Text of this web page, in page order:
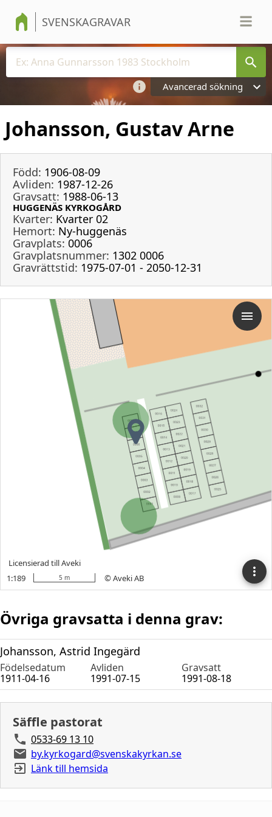
SVENSKAGRAVAR
Avancerad sökning
Johansson, Gustav Arne
Född: 1906-08-09
Avliden: 1987-12-26
Gravsatt: 1988-06-13
HUGGENÄS KYRKOGÅRD
Kvarter: Kvarter 02
Hemort: Ny-huggenäs
Gravplats: 0006
Gravplatsnummer: 1302 0006
Gravrättstid: 1975-07-01 - 2050-12-31
Övriga gravsatta i denna grav:
Johansson, Astrid Ingegärd
Födelsedatum Avliden
Gravsatt
1911-04-16
1991-07-15 1991-08-18
Säffle pastorat
0533-69 13 10
by.kyrkogard@svenskakyrkan.se
Länk till hemsida